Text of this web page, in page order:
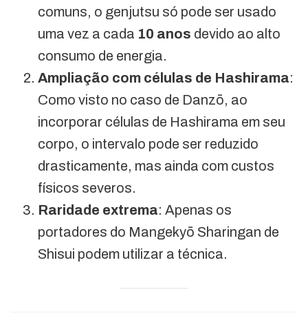
comuns, o genjutsu só pode ser usado
uma vez a cada 10 anos devido ao alto
consumo de energia.
Ampliação com células de Hashirama:
Como visto no caso de Danzō, ao
incorporar células de Hashirama em seu
corpo, o intervalo pode ser reduzido
drasticamente, mas ainda com custos
físicos severos.
Raridade extrema: Apenas os
portadores do Mangekyō Sharingan de
Shisui podem utilizar a técnica.